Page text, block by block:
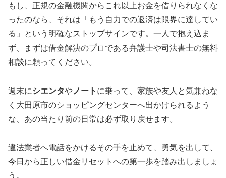
もし、正規の金融機関からこれ以上お金を借りられなくな
ったのなら、それは「もう自力での返済は限界に達してい
る」という明確なストップサインです。一人で抱え込ま
ず、まずは借金解決のプロである弁護士や司法書士の無料
相談に頼ってください。
週末にシエンタや ノート に乗って、家族や友人と気兼ねな
く大田原市のショッピングセンターへ出かけられるよう
な、あの当たり前の日常は必ず取り戻せます。
違法業者へ電話をかけるその手を止めて、勇気を出して、
今日から正しい借金リセットへの第一歩を踏み出しましょ
う。